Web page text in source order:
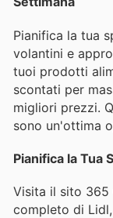
Pianifica la tua
volantini e
tuoi prodotti
scontati per
migliori prezzi.
sono un'ottima
Pianifica la Tua
Visita il sito
completo di